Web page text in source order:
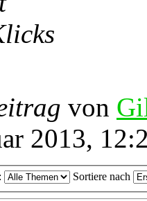
von
2013,
Sortiere nach